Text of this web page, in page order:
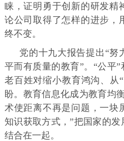
睐，证明勇于创新的研发精
论公司取得了怎样的进步，
终不变。
党的十九大报告提出“努
平而有质量的教育”。“公平
老百姓对缩小教育鸿沟、从
盼。教育信息化成为教育均
术使距离不再是问题，一块
知识获取方式，”把国家的
结合在一起。